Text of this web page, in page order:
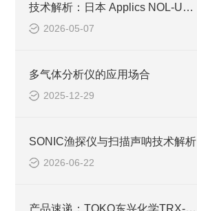
技术解析：日本 Applics NOL‑UW 溶解臭氧浓度计
2026-05-07
多气体分析仪的应用场合
2025-12-29
SONIC渔探仪与扫描声呐技术解析
2026-06-22
产品速递：TOKO东兴化学TRX-999手持式ORP计技术规格全解析